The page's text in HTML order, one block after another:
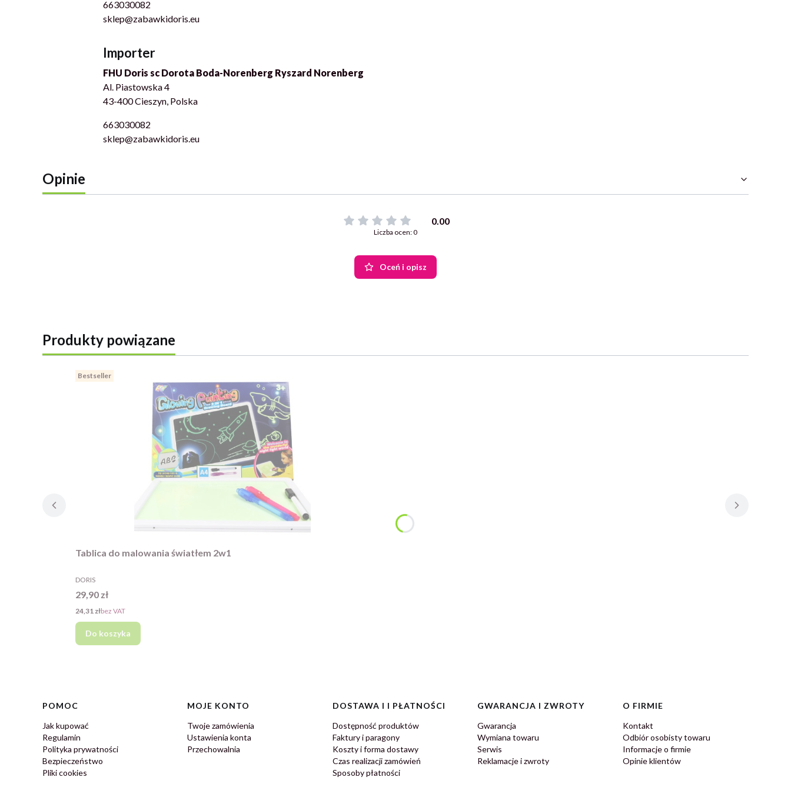
663030082
sklep@zabawkidoris.eu
Importer
FHU Doris sc Dorota Boda-Norenberg Ryszard Norenberg
Al. Piastowska 4
43-400 Cieszyn, Polska
663030082
sklep@zabawkidoris.eu
Opinie
0.00
Liczba ocen: 0
Oceń i opisz
Produkty powiązane
Bestseller
Tablica do malowania światłem 2w1
PRODUCENT
DORIS
Cena
29,90 zł
Cena
24,31 złbez VAT
Do koszyka
Linki w stopce
POMOC
Jak kupować
Regulamin
Polityka prywatności
Bezpieczeństwo
Pliki cookies
MOJE KONTO
Twoje zamówienia
Ustawienia konta
Przechowalnia
DOSTAWA I I PŁATNOŚCI
Dostępność produktów
Faktury i paragony
Koszty i forma dostawy
Czas realizacji zamówień
Sposoby płatności
GWARANCJA I ZWROTY
Gwarancja
Wymiana towaru
Serwis
Reklamacje i zwroty
O FIRMIE
Kontakt
Odbiór osobisty towaru
Informacje o firmie
Opinie klientów